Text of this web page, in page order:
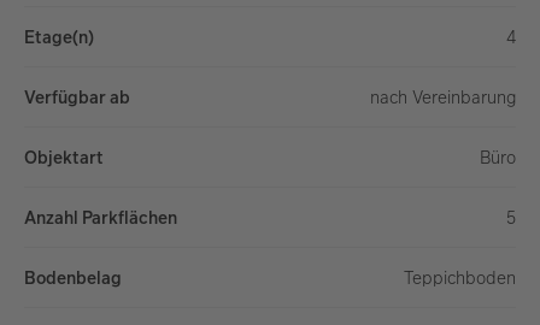
Etage(n) 4
Verfügbar ab nach Vereinbarung
Objektart Bü­ro
Anzahl Parkflächen 5
Bodenbelag Tep­pich­bo­den